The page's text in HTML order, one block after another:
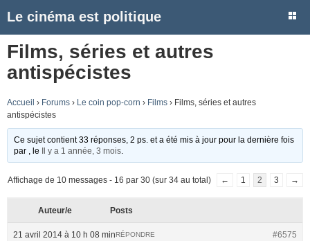
Le cinéma est politique
Films, séries et autres
antispécistes
Accueil › Forums › Le coin pop-corn › Films › Films, séries et autres
antispécistes
Ce sujet contient 33 réponses, 2 ps. et a été mis à jour pour la dernière fois
par
, le Il y a 1 année, 3 mois
Affichage de 10 messages - 16 par 30 (sur 34 au total) ← 1 2 3 →
Auteur/e Posts
21 avril 2014 à 10 h 08 min #6575
RÉPONDRE